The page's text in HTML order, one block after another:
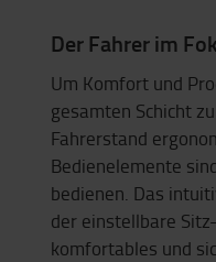
Der Fahrer im
Um Komfort und
gesamten Schicht
Fahrerstand
Bedienelemente
bedienen. Das
der einstellbare
komfortables und